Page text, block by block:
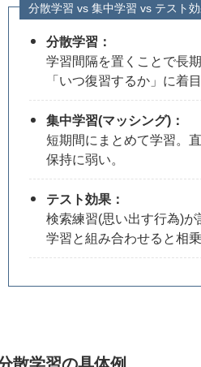
分散学習 vs 集中学習 vs テスト
分散学習：
学習間隔を置くことで長
「いつ復習するか」に着目
集中学習(マッシング)：
短期間にまとめて学習。
保持に弱い。
テスト効果：
検索練習(思い出す行為)
学習と組み合わせると相